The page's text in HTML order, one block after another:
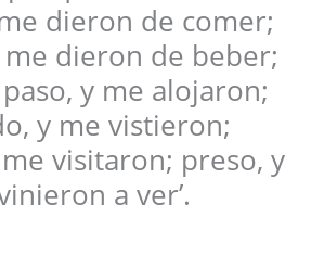
dieron de comer;
dieron de beber;
y me alojaron;
y me vistieron;
visitaron; preso, y
a ver’.